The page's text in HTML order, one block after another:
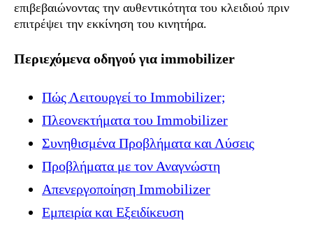
επιβεβαιώνοντας την αυθεντικότητα του κλειδιού πριν
επιτρέψει την εκκίνηση του κινητήρα.
Περιεχόμενα οδηγού για immobilizer
Πώς Λειτουργεί το Immobilizer;
Πλεονεκτήματα του Immobilizer
Συνηθισμένα Προβλήματα και Λύσεις
Προβλήματα με τον Αναγνώστη
Απενεργοποίηση Immobilizer
Εμπειρία και Εξειδίκευση